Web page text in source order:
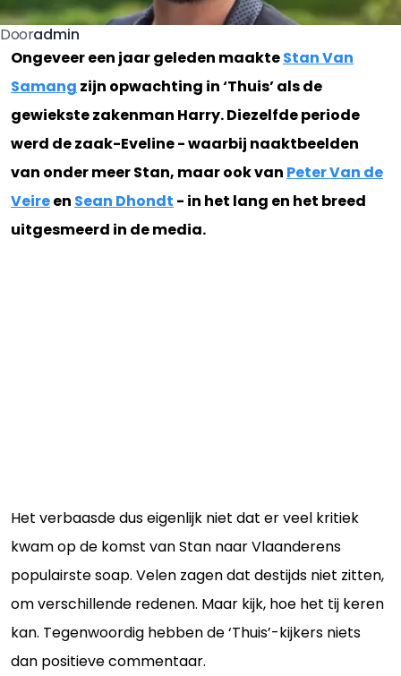
Dooradmin
Ongeveer een jaar geleden maakteStan Van
Samang zijn opwachting in ‘Thuis’ als de
gewiekste zakenman Harry. Diezelfde periode
werd de zaak-Eveline - waarbij naaktbeelden
van onder meer Stan, maar ook van Peter Van de
Veireen Sean Dhondt - in het lang en het breed
uitgesmeerd in de media.
Het verbaasde dus eigenlijk niet dat er veel kritiek
kwam op de komst van Stan naar Vlaanderens
populairste soap. Velen zagen dat destijds niet zitten,
om verschillende redenen. Maar kijk, hoe het tij keren
kan. Tegenwoordig hebben de ‘Thuis’-kijkers niets
dan positieve commentaar.